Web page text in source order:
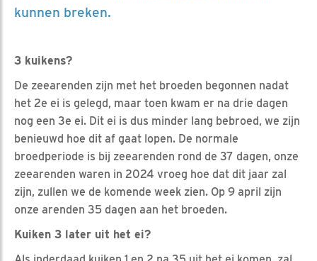
kunnen breken.
3 kuikens?
De zeearenden zijn met het broeden begonnen nadat
het 2e ei is gelegd, maar toen kwam er na drie dagen
nog een 3e ei. Dit ei is dus minder lang bebroed, we zijn
benieuwd hoe dit af gaat lopen. De normale
broedperiode is bij zeearenden rond de 37 dagen, onze
zeearenden waren in 2024 vroeg hoe dat dit jaar zal
zijn, zullen we de komende week zien. Op 9 april zijn
onze arenden 35 dagen aan het broeden.
Kuiken 3 later uit het ei?